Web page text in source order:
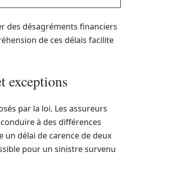
des désagréments financiers
de ces délais facilite
exceptions
par la loi. Les assureurs
à des différences
délai de carence de deux
pour un sinistre survenu